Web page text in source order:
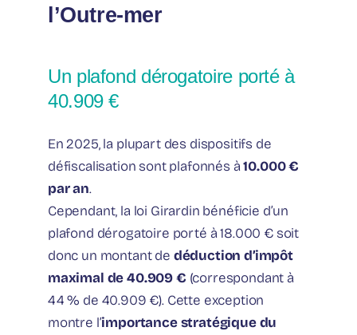
l’Outre-mer
Un plafond dérogatoire porté à
40.909 €
En 2025, la plupart des dispositifs de
défiscalisation sont plafonnés à10.000 €
par an.
Cependant, la loi Girardin bénéficie d’un
plafond dérogatoire porté à 18.000 € soit
donc un montant de déduction d’impôt
maximal de 40.909 € (correspondant à
44 % de 40.909 €). Cette exception
montre l’importance stratégique du